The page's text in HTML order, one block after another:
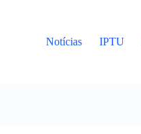
Notícias IPTU